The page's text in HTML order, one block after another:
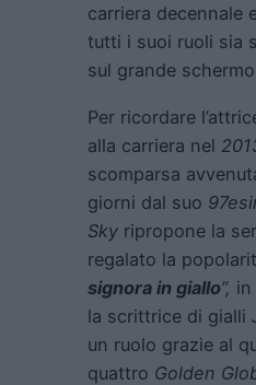
carriera decennale
tutti i suoi ruoli sia
sul grande
Per ricordare
alla carriera nel
scomparsa
giorni dal suo
Sky ripropone la
regalato la
signora in giallo”, in
la scrittrice di gialli
un ruolo grazie al
quattro Golden